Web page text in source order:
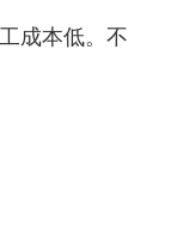
成本低。不